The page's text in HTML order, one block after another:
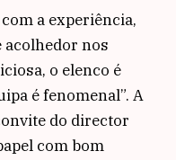
a experiência,
acolhedor nos
o elenco é
é fenomenal”. A
do director
com bom